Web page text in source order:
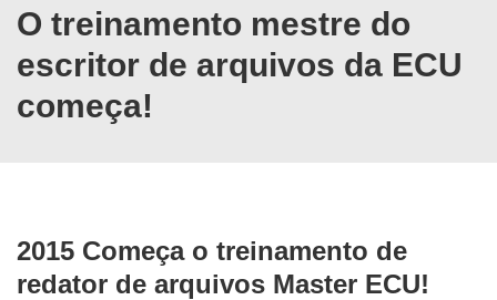
O treinamento mestre do
escritor de arquivos da ECU
começa!
2015 Começa o treinamento de
redator de arquivos Master ECU!